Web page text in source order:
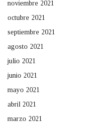
noviembre 2021
octubre 2021
septiembre 2021
agosto 2021
julio 2021
junio 2021
mayo 2021
abril 2021
marzo 2021